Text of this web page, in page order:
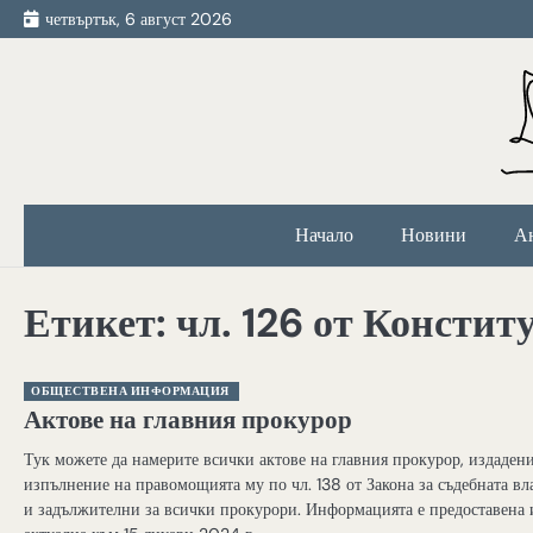
Skip
to
четвъртък, 6 август 2026
Начало Новини
Етикет: чл. 126 от
ОБЩЕСТВЕНА ИНФОРМАЦИЯ
Актове на главния прокурор
Тук можете да намерите всички актове на главния прокурор,
изпълнение на правомощията му по чл. 138 от Закона за съдебната
и задължителни за всички прокурори. Информацията е предоставена